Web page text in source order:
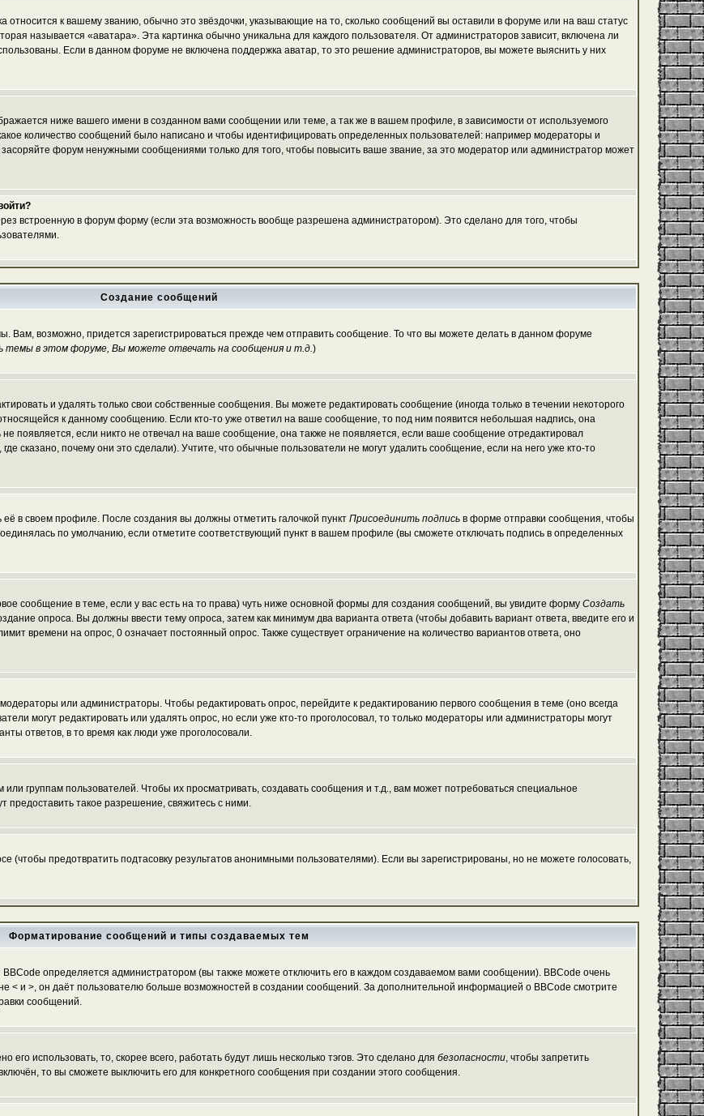
относится к вашему званию, обычно это звёздочки, указывающие на то, сколько сообщений вы оставили в форуме или на ваш статус
называется «аватара». Эта картинка обычно уникальна для каждого пользователя. От администраторов зависит, включена ли
Если в данном форуме не включена поддержка аватар, то это решение администраторов, вы можете выяснить у них
ниже вашего имени в созданном вами сообщении или теме, а так же в вашем профиле, в зависимости от используемого
количество сообщений было написано и чтобы идентифицировать определенных пользователей: например модераторы и
форум ненужными сообщениями только для того, чтобы повысить ваше звание, за это модератор или администратор может
встроенную в форум форму (если эта возможность вообще разрешена администратором). Это сделано для того, чтобы
Создание сообщений
Вам, возможно, придется зарегистрироваться прежде чем отправить сообщение. То что вы можете делать в данном форуме
темы в этом форуме, Вы можете отвечать на сообщения и т.д.)
и удалять только свои собственные сообщения. Вы можете редактировать сообщение (иногда только в течении некоторого
к данному сообщению. Если кто-то уже ответил на ваше сообщение, то под ним появится небольшая надпись, она
появляется, если никто не отвечал на ваше сообщение, она также не появляется, если ваше сообщение отредактировал
сказано, почему они это сделали). Учтите, что обычные пользователи не могут удалить сообщение, если на него уже кто-то
в своем профиле. После создания вы должны отметить галочкой пункт Присоединить подписьв форме отправки сообщения, чтобы
по умолчанию, если отметите соответствующий пункт в вашем профиле (вы сможете отключать подпись в определенных
сообщение в теме, если у вас есть на то права) чуть ниже основной формы для создания сообщений, вы увидите форму Создать
опроса. Вы должны ввести тему опроса, затем как минимум два варианта ответа (чтобы добавить вариант ответа, введите его и
времени на опрос, 0 означает постоянный опрос. Также существует ограничение на количество вариантов ответа, оно
или администраторы. Чтобы редактировать опрос, перейдите к редактированию первого сообщения в теме (оно всегда
могут редактировать или удалять опрос, но если уже кто-то проголосовал, то только модераторы или администраторы могут
ответов, в то время как люди уже проголосовали.
группам пользователей. Чтобы их просматривать, создавать сообщения и т.д., вам может потребоваться специальное
такое разрешение, свяжитесь с ними.
(чтобы предотвратить подтасовку результатов анонимными пользователями). Если вы зарегистрированы, но не можете голосовать,
Форматирование сообщений и типы создаваемых тем
определяется администратором (вы также можете отключить его в каждом создаваемом вами сообщении). BBCode очень
< и >, он даёт пользователю больше возможностей в создании сообщений. За дополнительной информацией о BBCode смотрите
сообщений.
использовать, то, скорее всего, работать будут лишь несколько тэгов. Это сделано для безопасности, чтобы запретить
то вы сможете выключить его для конкретного сообщения при создании этого сообщения.